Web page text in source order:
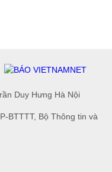
Duy Hưng Hà Nội
BTTTT, Bộ Thông tin và